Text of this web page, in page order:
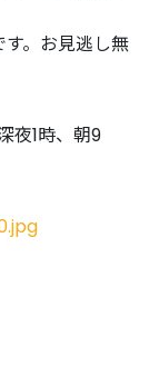
。お見逃し無
夜1時、朝9